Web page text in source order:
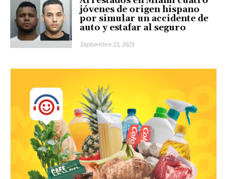
jóvenes de origen hispano
por simular un accidente de
auto y estafar al seguro
Septiembre 15, 2025